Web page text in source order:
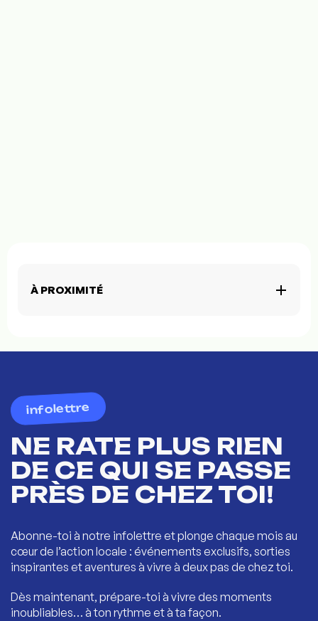
À PROXIMITÉ
infolettre
NE RATE PLUS RIEN
DE CE QUI SE PASSE
PRÈS DE CHEZ TOI!
Abonne-toi à notre infolettre et plonge chaque mois au
cœur de l’action locale : événements exclusifs, sorties
inspirantes et aventures à vivre à deux pas de chez toi.
Dès maintenant, prépare-toi à vivre des moments
inoubliables… à ton rythme et à ta façon.